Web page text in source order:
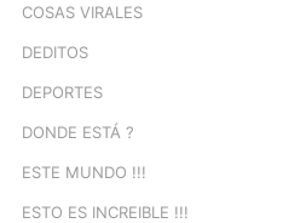
COSAS VIRALES
DEDITOS
DEPORTES
DONDE ESTÁ ?
ESTE MUNDO !!!
ESTO ES INCREIBLE !!!